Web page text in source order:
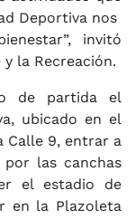
Deportiva nos
invitó
la Recreación.
de partida el
ubicado en el
Calle 9, entrar a
las canchas
el estadio de
en la Plazoleta